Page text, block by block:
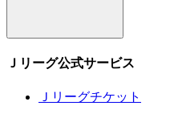
Ｊリーグ公式サービス
Ｊリーグチケット